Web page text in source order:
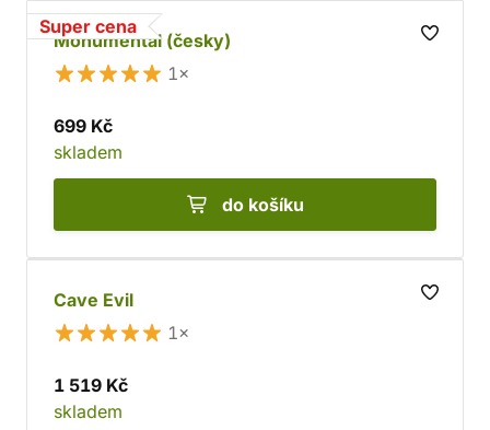
Super cena
Monumental (česky)
1×
699 Kč
skladem
do košíku
Cave Evil
1×
1 519 Kč
skladem